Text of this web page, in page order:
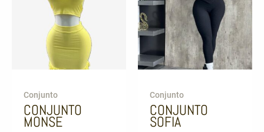
Conjunto
CONJUNTO
MONSE
Conjunto
CONJUNTO
SOFIA